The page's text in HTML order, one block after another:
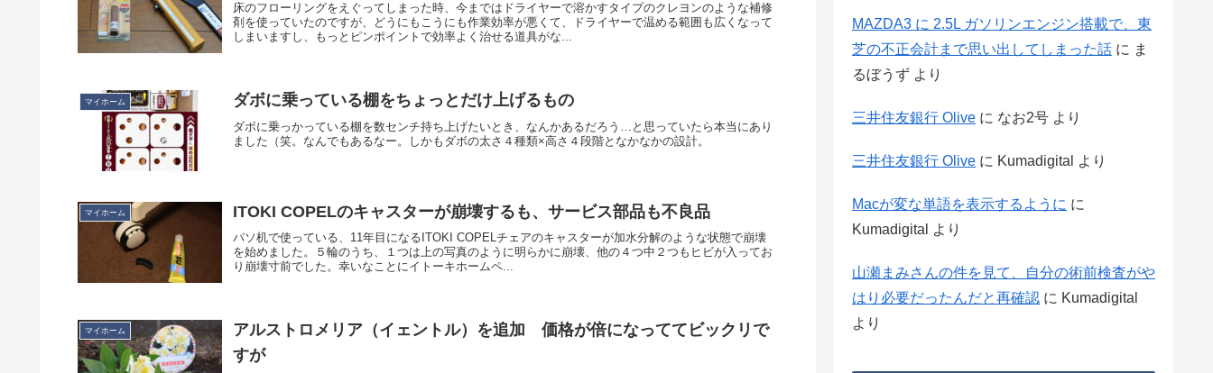
床のフローリングをえぐってしまった時、今まではドライヤーで溶かすタイプのクレヨンのような補修
剤を使っていたのですが、どうにもこうにも作業効率が悪くて、ドライヤーで温める範囲も広くなって
しまいますし、もっとピンポイントで効率よく治せる道具がな...
マイホーム ダボに乗っている棚をちょっとだけ上げるもの
ダボに乗っかっている棚を数センチ持ち上げたいとき、なんかあるだろう…と思っていたら本当にあり
ました（笑。なんでもあるなー。しかもダボの太さ４種類×高さ４段階となかなかの設計。
マイホーム ITOKI COPELのキャスターが崩壊するも、サービス部品も不良品
パソ机で使っている、11年目になるITOKI COPELチェアのキャスターが加水分解のような状態で崩壊
を始めました。５輪のうち、１つは上の写真のように明らかに崩壊、他の４つ中２つもヒビが入ってお
り崩壊寸前でした。幸いなことにイトーキホームペ...
マイホーム
アルストロメリア（イェントル）を追加 価格が倍になっててビックリで
すが
MAZDA3 に 2.5L ガソリンエンジン搭載で、東
芝の不正会計まで思い出してしまった話 に ま
るぼうず より
三井住友銀行 Olive に なお2号 より
三井住友銀行 Olive に Kumadigital より
Macが変な単語を表示するように に
Kumadigital
より
山瀬まみさんの件を見て、自分の術前検査がや
はり必要だったんだと再確認 に Kumadigital
より